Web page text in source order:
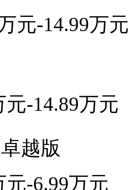
元-14.99万元
元-14.89万元
越版
元-6.99万元